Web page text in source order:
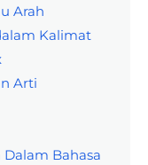
Arah
Kalimat
Arti
Bahasa